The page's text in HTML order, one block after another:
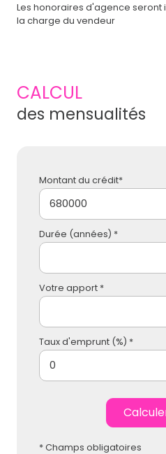
Les honoraires d'agence seront
la charge du vendeur
CALCUL
des mensualités
Montant du crédit*
Durée (années) *
Votre apport *
Taux d'emprunt (%) *
* Champs obligatoires